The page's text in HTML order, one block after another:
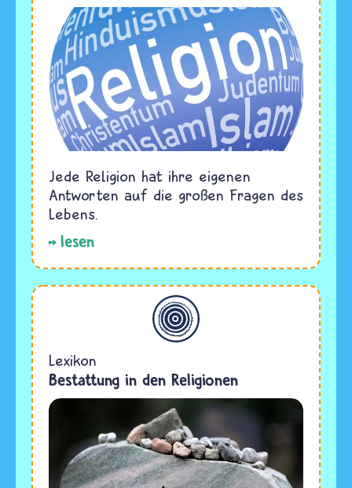
Jede Religion hat ihre eigenen
Antworten auf die großen Fragen des
Lebens.
lesen
Allgemein
Lexikon
Bestattung in den Religionen